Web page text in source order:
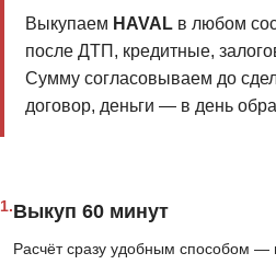
Выкупаем HAVALв любом
после ДТП, кредитные,
Сумму согласовываем до
договор, деньги — в день
1.Выкуп 60 минут
Расчёт сразу удобным способом —